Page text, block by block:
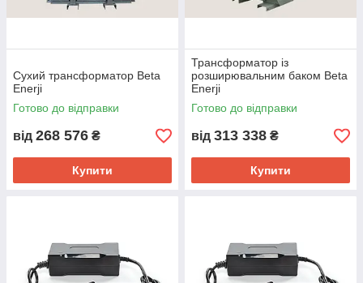
Сухий трансформатор Beta
Enerji
Готово до відправки
від 268 576 ₴
Купити
Трансформатор із
розширювальним баком Beta
Enerji
Готово до відправки
від 313 338 ₴
Купити